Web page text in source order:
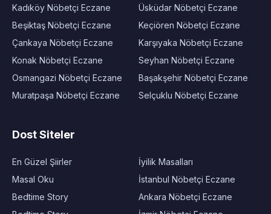
Kadıköy Nöbetçi Eczane
Beşiktaş Nöbetçi Eczane
Çankaya Nöbetçi Eczane
Konak Nöbetçi Eczane
Osmangazi Nöbetçi Eczane
Muratpaşa Nöbetçi Eczane
Üsküdar Nöbetçi Eczane
Keçiören Nöbetçi Eczane
Karşıyaka Nöbetçi Eczane
Seyhan Nöbetçi Eczane
Başakşehir Nöbetçi Eczane
Selçuklu Nöbetçi Eczane
Dost Siteler
En Güzel Şiirler
Masal Oku
Bedtime Story
İyilik Masalları
İstanbul Nöbetçi Eczane
Ankara Nöbetçi Eczane